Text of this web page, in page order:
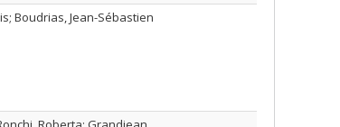
Boudrias, Jean-Sébastien